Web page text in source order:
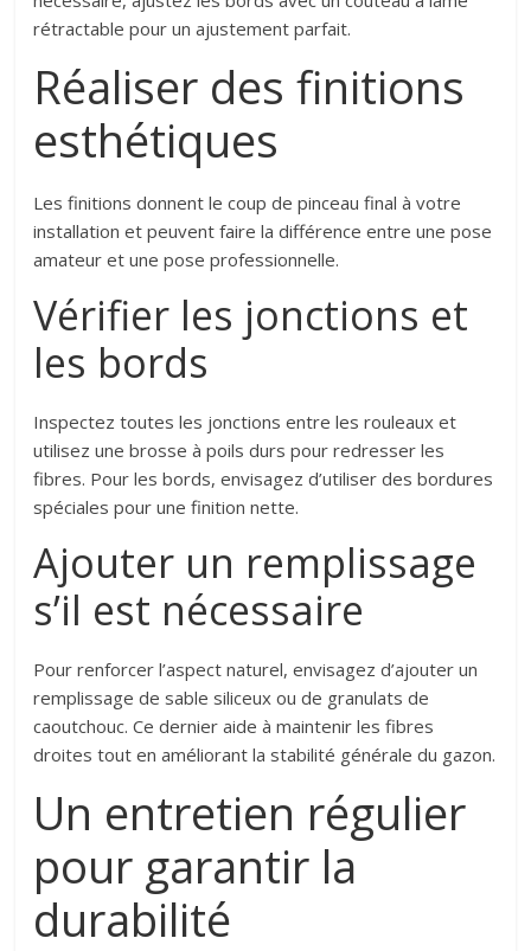
rétractable pour un ajustement parfait.
Réaliser des finitions
esthétiques
Les finitions donnent le coup de pinceau final à votre
installation et peuvent faire la différence entre une pose
amateur et une pose professionnelle.
Vérifier les jonctions et
les bords
Inspectez toutes les jonctions entre les rouleaux et
utilisez une brosse à poils durs pour redresser les
fibres. Pour les bords, envisagez d’utiliser des bordures
spéciales pour une finition nette.
Ajouter un remplissage
s’il est nécessaire
Pour renforcer l’aspect naturel, envisagez d’ajouter un
remplissage de sable siliceux ou de granulats de
caoutchouc. Ce dernier aide à maintenir les fibres
droites tout en améliorant la stabilité générale du gazon.
Un entretien régulier
pour garantir la
durabilité